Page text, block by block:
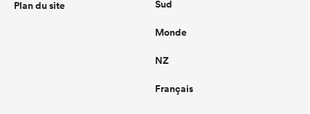
Plan du site Sud
Monde
NZ
Français